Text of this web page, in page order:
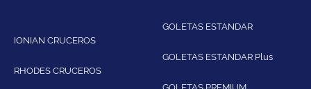
IONIAN CRUCEROS
RHODES CRUCEROS
GOLETAS ESTANDAR
GOLETAS ESTANDAR Plus
GOLETAS PREMIUM